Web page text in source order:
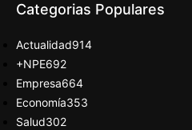
Categorias Populares
Actualidad914
+NPE692
Empresa664
Economía353
Salud302